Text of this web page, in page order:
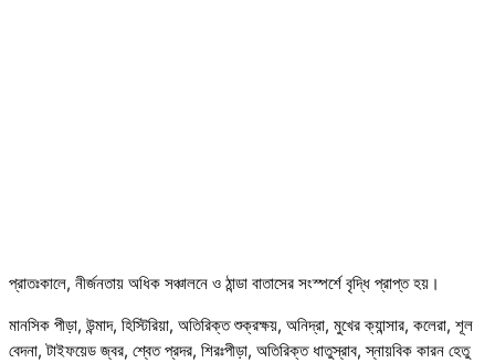
প্রাতঃকালে, নীর্জনতায় অধিক সঞ্চালনে ও ঠান্ডা বাতাসের সংস্পর্শে বৃদ্ধি প্রাপ্ত হয়।
মানসিক পীড়া, উন্মাদ, হিস্টিরিয়া, অতিরিক্ত শুক্রক্ষয়, অনিদ্রা, মুখের ক্যান্সার, কলেরা, শূল
বেদনা, টাইফয়েড জ্বর, শ্বেত প্রদর, শিরঃপীড়া, অতিরিক্ত ধাতুস্রাব, স্নায়বিক কারন হেতু